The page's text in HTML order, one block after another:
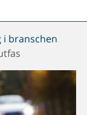
branschen